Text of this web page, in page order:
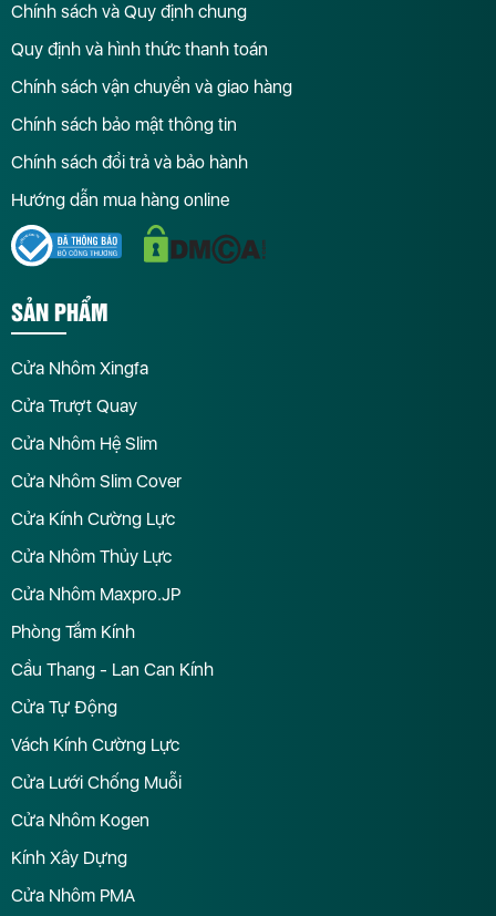
Chính sách và Quy định chung
Quy định và hình thức thanh toán
Chính sách vận chuyển và giao hàng
Chính sách bảo mật thông tin
Chính sách đổi trả và bảo hành
Hướng dẫn mua hàng online
SẢN PHẨM
Cửa Nhôm Xingfa
Cửa Trượt Quay
Cửa Nhôm Hệ Slim
Cửa Nhôm Slim Cover
Cửa Kính Cường Lực
Cửa Nhôm Thủy Lực
Cửa Nhôm Maxpro.JP
Phòng Tắm Kính
Cầu Thang - Lan Can Kính
Cửa Tự Động
Vách Kính Cường Lực
Cửa Lưới Chống Muỗi
Cửa Nhôm Kogen
Kính Xây Dựng
Cửa Nhôm PMA